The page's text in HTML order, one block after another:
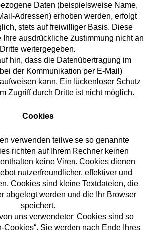
Daten (beispielsweise Name,
Adressen) erhoben werden, erfolgt
stets auf freiwilliger Basis. Diese
Ihre ausdrückliche Zustimmung nicht an
Dritte weitergegeben.
hin, dass die Datenübertragung im
bei der Kommunikation per E-Mail)
kann. Ein lückenloser Schutz
Zugriff durch Dritte ist nicht möglich.
Cookies
verwenden teilweise so genannte
richten auf Ihrem Rechner keinen
keine Viren. Cookies dienen
nutzerfreundlicher, effektiver und
Cookies sind kleine Textdateien, die
abgelegt werden und die Ihr Browser
speichert.
uns verwendeten Cookies sind so
Cookies“. Sie werden nach Ende Ihres